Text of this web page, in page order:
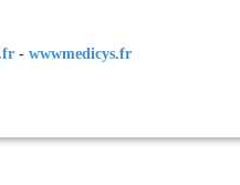
- wwwmedicys.fr